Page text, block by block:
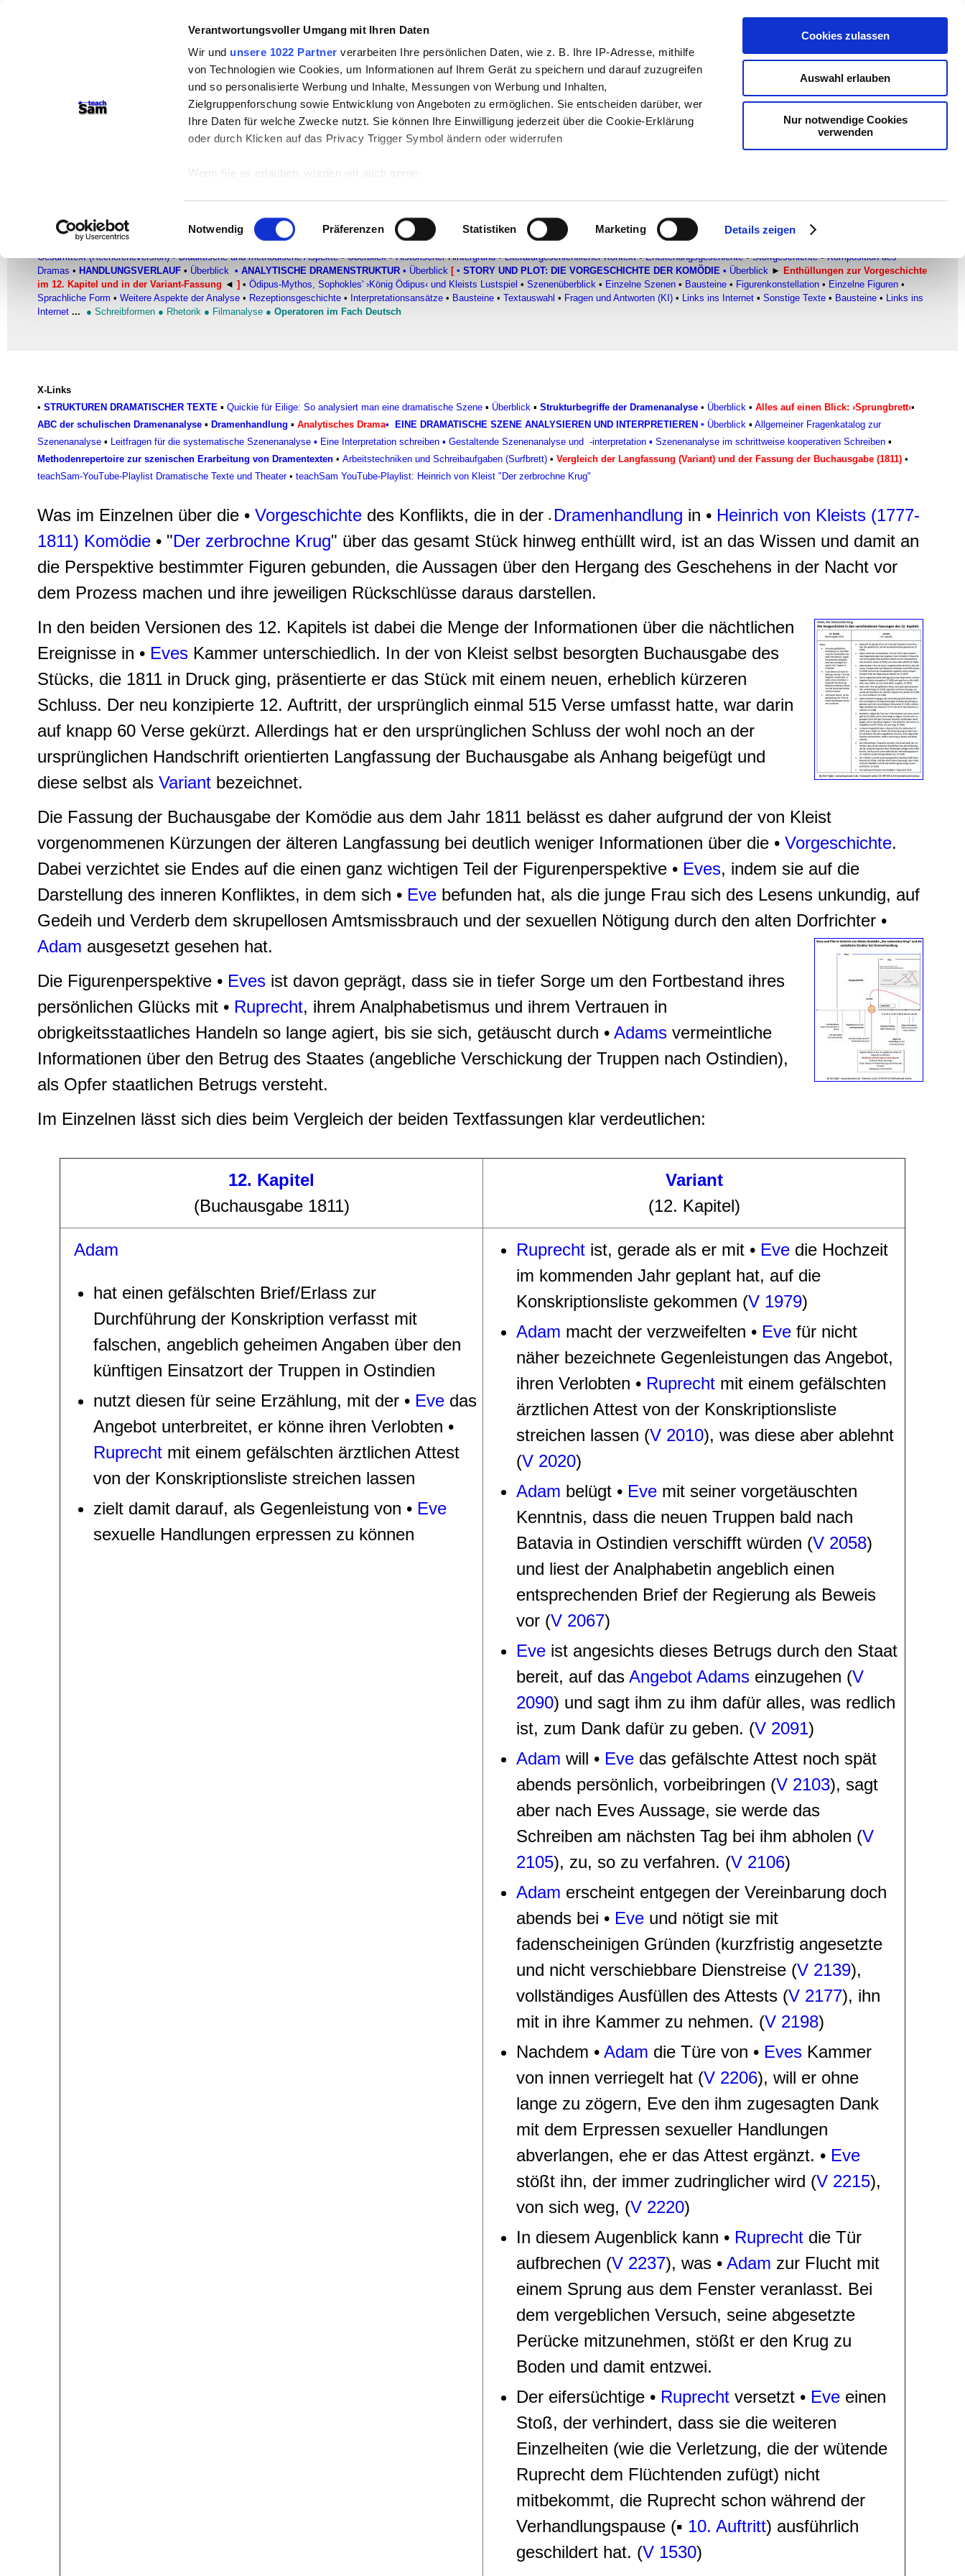
Verantwortungsvoller Umgang mit Ihren Daten
Wir und unsere 1022 Partner verarbeiten Ihre persönlichen Daten, wie z. B. Ihre IP-Adresse, mithilfe
von Technologien wie Cookies, um Informationen auf Ihrem Gerät zu speichern und darauf zuzugreifen
und so personalisierte Werbung und Inhalte, Messungen von Werbung und Inhalten,
Zielgruppenforschung sowie Entwicklung von Angeboten zu ermöglichen. Sie entscheiden darüber, wer
Ihre Daten für welche Zwecke nutzt. Sie können Ihre Einwilligung jederzeit über die Cookie-Erklärung
oder durch Klicken auf das Privacy Trigger Symbol ändern oder widerrufen
Wenn Sie es erlauben, würden wir auch gerne:
Ihr Gerät durch aktives Scannen nach bestimmten Merkmalen (Fingerprinting) identifizieren
Erfahren Sie mehr darüber, wie Ihre persönlichen Daten verarbeitet werden, und legen Sie Ihre
Präferenzen imAbschnitt Einzelheitenfest.
Wir verwenden Cookies, um Inhalte und Anzeigen zu personalisieren, Funktionen für soziale Medien
anbieten zu können und die Zugriffe auf unsere Website zu analysieren. Außerdem geben wir
Einwilligungsauswahl
Notwendig Präferenzen Statistiken Marketing Details zeigen
Cookies zulassen
Auswahl erlauben
Nur notwendige Cookies
verwenden
teachSam- Arbeitsbereiche:
Deutsch- Geschichte-Politik-Pädagogik- Psychologie-Medien -Methodik und
So navigiert man auf teachSam-So sucht man auf teachSam-teachSam braucht
Werbung
Story und Plot: Die Vorgeschichte der Komödie
Die Enthüllungen zur Vorgeschichte im 12. Kapitel und in der Variant-Fassung
FACHBEREICH DEUTSCH
Glossar● AUTORINNEN UND AUTOREN ▪ HEINRICH VON KLEIST (1777-1811) Erzählende Texte DRAMATISCHE TEXTE
Gesamttext (Rechercheversion) •Didaktische und methodische Aspekte•Überblick•Historischer Hintergrund• Literaturgeschichtlicher Kontext • Entstehungsgeschichte •Stoffgeschichte • Komposition des
Dramas • HANDLUNGSVERLAUF • Überblick • ANALYTISCHE DRAMENSTRUKTUR • Überblick [ ▪ STORY UND PLOT: DIE VORGESCHICHTE DER KOMÖDIE • Überblick ► Enthüllungen zur Vorgeschichte
im 12. Kapitel und in der Variant-Fassung ◄ ] • Ödipus-Mythos, Sophokles' ›König Ödipus‹ und Kleists Lustspiel • Szenenüberblick • Einzelne Szenen • Bausteine • Figurenkonstellation • Einzelne Figuren •
Sprachliche Form • Weitere Aspekte der Analyse • Rezeptionsgeschichte • Interpretationsansätze • Bausteine • Textauswahl • Fragen und Antworten (KI) • Links ins Internet ▪ Sonstige Texte • Bausteine • Links ins
Internet ... ● Schreibformen ● Rhetorik ● Filmanalyse ● Operatoren im Fach Deutsch
X-Links
• STRUKTUREN DRAMATISCHER TEXTE ▪ Quickie für Eilige: So analysiert man eine dramatische Szene ▪ Überblick ▪ Strukturbegriffe der Dramenanalyse • Überblick • Alles auf einen Blick: ›Sprungbrett‹•
ABC der schulischen Dramenanalyse ▪ Dramenhandlung ▪ Analytisches Drama• EINE DRAMATISCHE SZENE ANALYSIEREN UND INTERPRETIEREN ▪ Überblick ▪ Allgemeiner Fragenkatalog zur
Szenenanalyse ▪ Leitfragen für die systematische Szenenanalyse ▪ Eine Interpretation schreiben ▪ Gestaltende Szenenanalyse und -interpretation ▪ Szenenanalyse im schrittweise kooperativen Schreiben ▪
Methodenrepertoire zur szenischen Erarbeitung von Dramentexten • Arbeitstechniken und Schreibaufgaben (Surfbrett) • Vergleich der Langfassung (Variant) und der Fassung der Buchausgabe (1811) •
teachSam-YouTube-Playlist Dramatische Texte und Theater• teachSam YouTube-Playlist: Heinrich von Kleist "Der zerbrochne Krug"
Was im Einzelnen über die • Vorgeschichte des Konflikts, die in der ▪ Dramenhandlung in • Heinrich von Kleists (1777-
1811) Komödie • "Der zerbrochne Krug" über das gesamt Stück hinweg enthüllt wird, ist an das Wissen und damit an
die Perspektive bestimmter Figuren gebunden, die Aussagen über den Hergang des Geschehens in der Nacht vor
dem Prozess machen und ihre jeweiligen Rückschlüsse daraus darstellen.
In den beiden Versionen des 12. Kapitels ist dabei die Menge der Informationen über die nächtlichen
Ereignisse in • Eves Kammer unterschiedlich. In der von Kleist selbst besorgten Buchausgabe des
Stücks, die 1811 in Druck ging, präsentierte er das Stück mit einem neuen, erheblich kürzeren
Schluss. Der neu konzipierte 12. Auftritt, der ursprünglich einmal 515 Verse umfasst hatte, war darin
auf knapp 60 Verse gekürzt. Allerdings hat er den ursprünglichen Schluss der wohl noch an der
ursprünglichen Handschrift orientierten Langfassung der Buchausgabe als Anhang beigefügt und
diese selbst als Variant bezeichnet.
Die Fassung der Buchausgabe der Komödie aus dem Jahr 1811 belässt es daher aufgrund der von Kleist
vorgenommenen Kürzungen der älteren Langfassung bei deutlich weniger Informationen über die • Vorgeschichte.
Dabei verzichtet sie Endes auf die einen ganz wichtigen Teil der Figurenperspektive • Eves, indem sie auf die
Darstellung des inneren Konfliktes, in dem sich • Eve befunden hat, als die junge Frau sich des Lesens unkundig, auf
Gedeih und Verderb dem skrupellosen Amtsmissbrauch und der sexuellen Nötigung durch den alten Dorfrichter •
Adam ausgesetzt gesehen hat.
Die Figurenperspektive • Eves ist davon geprägt, dass sie in tiefer Sorge um den Fortbestand ihres
persönlichen Glücks mit • Ruprecht, ihrem Analphabetismus und ihrem Vertrauen in
obrigkeitsstaatliches Handeln so lange agiert, bis sie sich, getäuscht durch • Adams vermeintliche
Informationen über den Betrug des Staates (angebliche Verschickung der Truppen nach Ostindien),
als Opfer staatlichen Betrugs versteht.
Im Einzelnen lässt sich dies beim Vergleich der beiden Textfassungen klar verdeutlichen:
12. Kapitel
(Buchausgabe 1811)
Variant
(12. Kapitel)
Adam
hat einen gefälschten Brief/Erlass zur
Durchführung der Konskription verfasst mit
falschen, angeblich geheimen Angaben über den
künftigen Einsatzort der Truppen in Ostindien
nutzt diesen für seine Erzählung, mit der • Eve das
Angebot unterbreitet, er könne ihren Verlobten •
Ruprecht mit einem gefälschten ärztlichen Attest
von der Konskriptionsliste streichen lassen
zielt damit darauf, als Gegenleistung von • Eve
sexuelle Handlungen erpressen zu können
Ruprecht ist, gerade als er mit • Eve die Hochzeit
im kommenden Jahr geplant hat, auf die
Konskriptionsliste gekommen (V 1979)
Adam macht der verzweifelten • Eve für nicht
näher bezeichnete Gegenleistungen das Angebot,
ihren Verlobten • Ruprecht mit einem gefälschten
ärztlichen Attest von der Konskriptionsliste
streichen lassen (V 2010), was diese aber ablehnt
(V 2020)
Adam belügt • Eve mit seiner vorgetäuschten
Kenntnis, dass die neuen Truppen bald nach
Batavia in Ostindien verschifft würden (V 2058)
und liest der Analphabetin angeblich einen
entsprechenden Brief der Regierung als Beweis
vor (V 2067)
Eve ist angesichts dieses Betrugs durch den Staat
bereit, auf das Angebot Adams einzugehen (V
2090) und sagt ihm zu ihm dafür alles, was redlich
ist, zum Dank dafür zu geben. (V 2091)
Adam will • Eve das gefälschte Attest noch spät
abends persönlich, vorbeibringen (V 2103), sagt
aber nach Eves Aussage, sie werde das
Schreiben am nächsten Tag bei ihm abholen (V
2105), zu, so zu verfahren. (V 2106)
Adam erscheint entgegen der Vereinbarung doch
abends bei • Eve und nötigt sie mit
fadenscheinigen Gründen (kurzfristig angesetzte
und nicht verschiebbare Dienstreise (V 2139),
vollständiges Ausfüllen des Attests (V 2177), ihn
mit in ihre Kammer zu nehmen. (V 2198)
Nachdem • Adam die Türe von • Eves Kammer
von innen verriegelt hat (V 2206), will er ohne
lange zu zögern, Eve den ihm zugesagten Dank
mit dem Erpressen sexueller Handlungen
abverlangen, ehe er das Attest ergänzt. • Eve
stößt ihn, der immer zudringlicher wird (V 2215),
von sich weg, (V 2220)
In diesem Augenblick kann • Ruprecht die Tür
aufbrechen (V 2237), was • Adam zur Flucht mit
einem Sprung aus dem Fenster veranlasst. Bei
dem vergeblichen Versuch, seine abgesetzte
Perücke mitzunehmen, stößt er den Krug zu
Boden und damit entzwei.
Der eifersüchtige • Ruprecht versetzt • Eve einen
Stoß, der verhindert, dass sie die weiteren
Einzelheiten (wie die Verletzung, die der wütende
Ruprecht dem Flüchtenden zufügt) nicht
mitbekommt, die Ruprecht schon während der
Verhandlungspause (▪ 10. Auftritt) ausführlich
geschildert hat. (V 1530)